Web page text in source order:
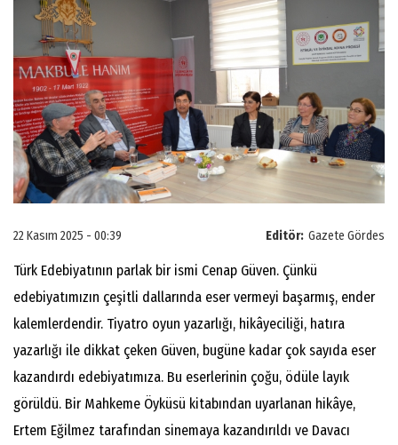
Editör: Gazete Gördes
22 Kasım 2025 - 00:39
Türk Edebiyatının parlak bir ismi Cenap Güven. Çünkü
edebiyatımızın çeşitli dallarında eser vermeyi başarmış, ender
kalemlerdendir. Tiyatro oyun yazarlığı, hikâyeciliği, hatıra
yazarlığı ile dikkat çeken Güven, bugüne kadar çok sayıda eser
kazandırdı edebiyatımıza. Bu eserlerinin çoğu, ödüle layık
görüldü. Bir Mahkeme Öyküsü kitabından uyarlanan hikâye,
Ertem Eğilmez tarafından sinemaya kazandırıldı ve Davacı